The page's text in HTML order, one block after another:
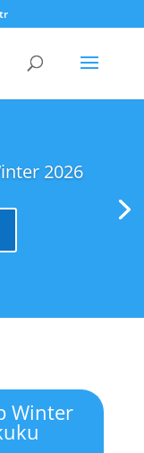
2026
Winter